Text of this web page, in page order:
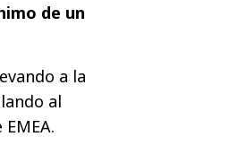
de un
a la
al